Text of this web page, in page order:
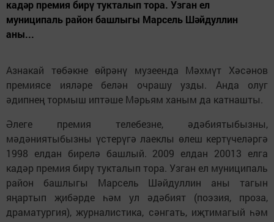
кадәр премия бирү тукталып тора. Узган ел
муниципаль район башлыгы Марсель Шәйдуллин
аны...
Азнакай төбәкне өйрәнү музеенда Мәхмүт Хәсәнов
премиясе ияләре белән очрашу узды. Анда олуг
әдипнең тормыш иптәше Мәрьям ханым да катнашты.
Әлеге премия телебезне, әдәбиятыбызны,
мәдәниятыбызны үстерүгә лаеклы өлеш кертүчеләргә
1998 елдан бирелә башлый. 2009 елдан 20013 елга
кадәр премия бирү тукталып тора. Узган ел муниципаль
район башлыгы Марсель Шәйдуллин аны тагын
яңартып җибәрде һәм ул әдәбият (поэзия, проза,
драматургия), журналистика, сәнгать, иҗтимагый һәм